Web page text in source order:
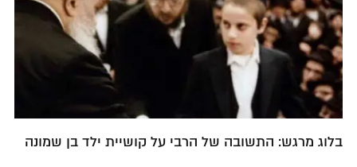
בלוג מרגש: התשובה של הרבי על קושיית ילד בן שמונה